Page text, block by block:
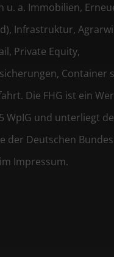
u. a. Immobilien,
Infrastruktur,
Private Equity,
Container
Die FHG ist ein
WpIG und unterliegt
der Deutschen
Impressum.